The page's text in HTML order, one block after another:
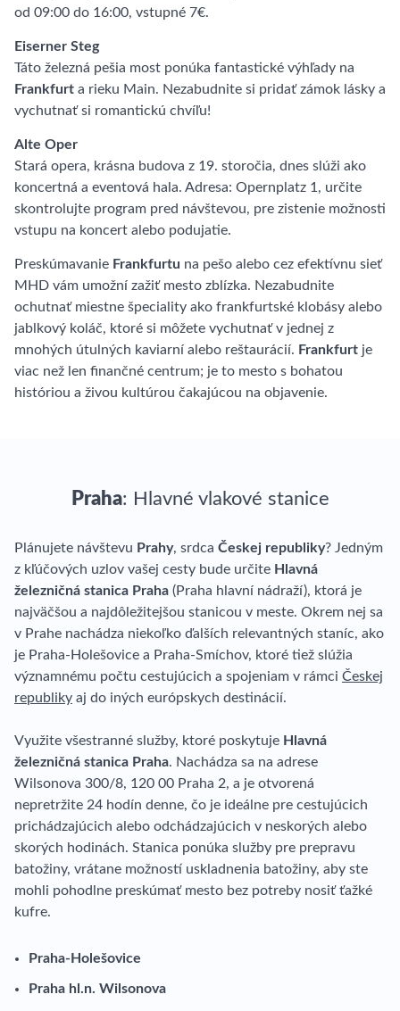
od 09:00 do 16:00, vstupné 7€.
Eiserner Steg
Táto železná pešia most ponúka fantastické výhľady na
Frankfurt a rieku Main. Nezabudnite si pridať zámok lásky a
vychutnať si romantickú chvíľu!
Alte Oper
Stará opera, krásna budova z 19. storočia, dnes slúži ako
koncertná a eventová hala. Adresa: Opernplatz 1, určite
skontrolujte program pred návštevou, pre zistenie možnosti
vstupu na koncert alebo podujatie.
Preskúmavanie Frankfurtu na pešo alebo cez efektívnu sieť
MHD vám umožní zažiť mesto zblízka. Nezabudnite
ochutnať miestne špeciality ako frankfurtské klobásy alebo
jablkový koláč, ktoré si môžete vychutnať v jednej z
mnohých útulných kaviarní alebo reštaurácií. Frankfurt je
viac než len finančné centrum; je to mesto s bohatou
históriou a živou kultúrou čakajúcou na objavenie.
Praha: Hlavné vlakové stanice
Plánujete návštevu Prahy, srdca Českej republiky? Jedným
z kľúčových uzlov vašej cesty bude určite Hlavná
železničná stanica Praha (Praha hlavní nádraží), ktorá je
najväčšou a najdôležitejšou stanicou v meste. Okrem nej sa
v Prahe nachádza niekoľko ďalších relevantných staníc, ako
je Praha-Holešovice a Praha-Smíchov, ktoré tiež slúžia
významnému počtu cestujúcich a spojeniam v rámci Českej
republiky aj do iných európskych destinácií.
Využite všestranné služby, ktoré poskytuje Hlavná
železničná stanica Praha. Nachádza sa na adrese
Wilsonova 300/8, 120 00 Praha 2, a je otvorená
nepretržite 24 hodín denne, čo je ideálne pre cestujúcich
prichádzajúcich alebo odchádzajúcich v neskorých alebo
skorých hodinách. Stanica ponúka služby pre prepravu
batožiny, vrátane možností uskladnenia batožiny, aby ste
mohli pohodlne preskúmať mesto bez potreby nosiť ťažké
kufre.
Praha-Holešovice
Praha hl.n. Wilsonova